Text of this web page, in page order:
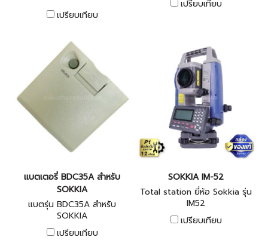
เปรียบเทียบ
เปรียบเทียบ
แบตเตอรี่ BDC35A สำหรับ
SOKKIA
แบตรุ่น BDC35A สำหรับ
SOKKIA
เปรียบเทียบ
SOKKIA IM-52
Total station ยี่ห้อ Sokkia รุ่น
IM52
เปรียบเทียบ